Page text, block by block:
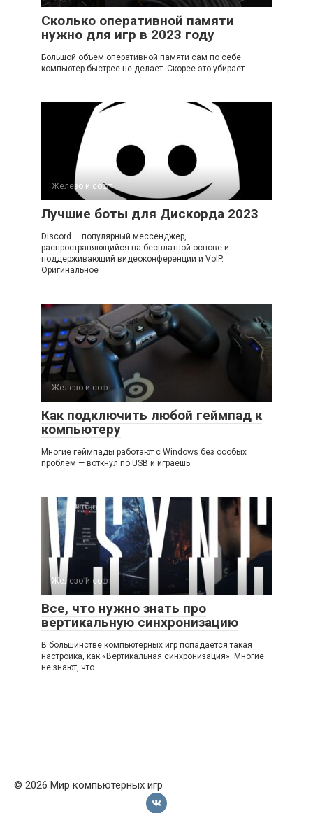
Сколько оперативной памяти
нужно для игр в 2023 году
Большой объем оперативной памяти сам по себе
компьютер быстрее не делает. Скорее это убирает
Железо и софт
Лучшие боты для Дискорда 2023
Discord — популярный мессенджер,
распространяющийся на бесплатной основе и
поддерживающий видеоконференции и VoIP.
Оригинальное
Железо и софт
Как подключить любой геймпад к
компьютеру
Многие геймпады работают с Windows без особых
проблем — воткнул по USB и играешь.
Железо и софт
Все, что нужно знать про
вертикальную синхронизацию
В большинстве компьютерных игр попадается такая
настройка, как «Вертикальная синхронизация». Многие
не знают, что
© 2026 Мир компьютерных игр